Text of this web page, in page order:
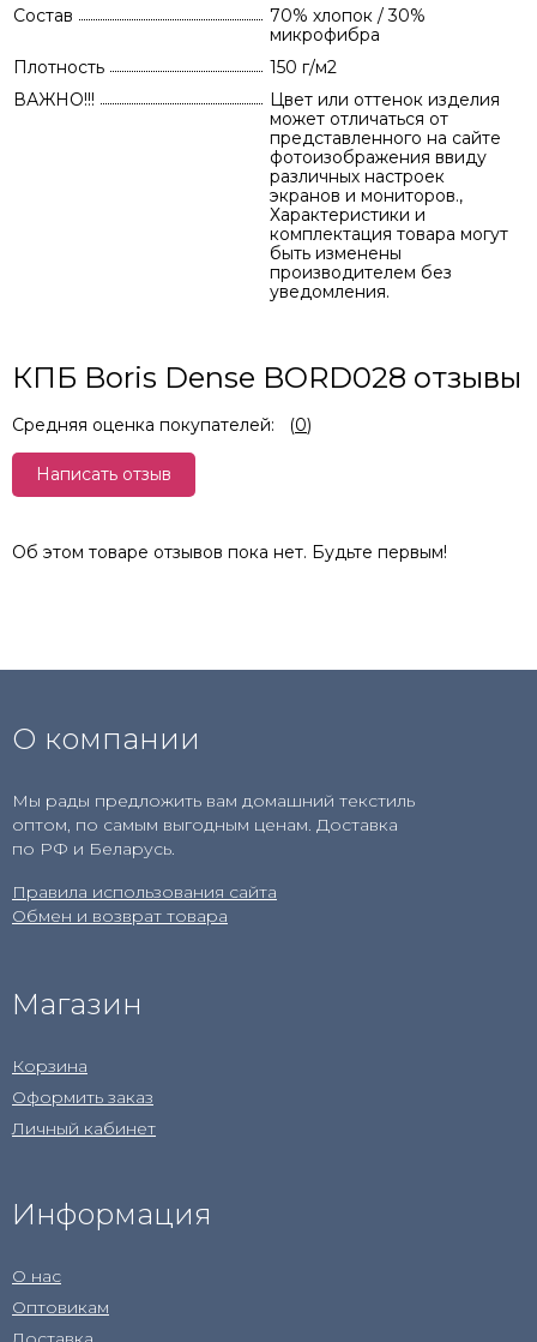
Состав
70% хлопок / 30%
микрофибра
Плотность
150 г/м2
ВАЖНО!!!
Цвет или оттенок изделия
может отличаться от
представленного на сайте
фотоизображения ввиду
различных настроек
экранов и мониторов.,
Характеристики и
комплектация товара могут
быть изменены
производителем без
уведомления.
КПБ Boris Dense BORD028 отзывы
Средняя оценка покупателей: (0)
Написать отзыв
Об этом товаре отзывов пока нет. Будьте первым!
О компании
Мы рады предложить вам домашний текстиль
оптом, по самым выгодным ценам. Доставка
по РФ и Беларусь.
Правила использования сайта
Обмен и возврат товара
Магазин
Корзина
Оформить заказ
Личный кабинет
Информация
О нас
Оптовикам